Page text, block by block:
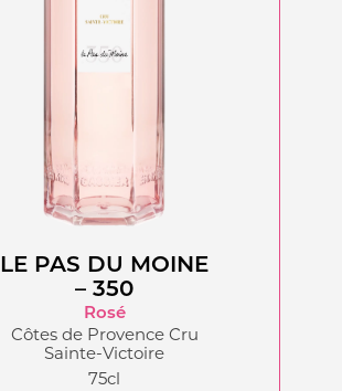
LE PAS DU MOINE
– 350
Rosé
Côtes de Provence Cru
Sainte-Victoire
75cl